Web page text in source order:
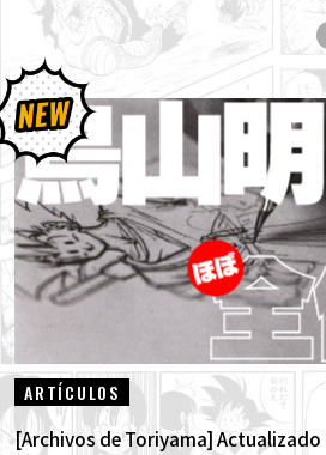
destacan la historia de Dragon
cartas con arte alternativo!
ARTÍCULOS
[Archivos de Toriyama]